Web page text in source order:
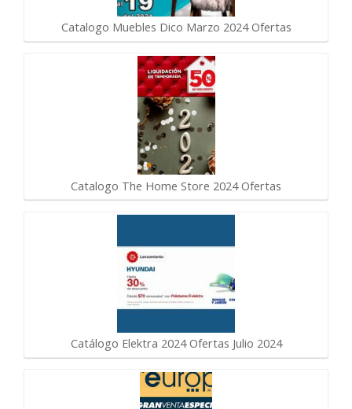
Catalogo Muebles Dico Marzo 2024 Ofertas
Catalogo The Home Store 2024 Ofertas
Catálogo Elektra 2024 Ofertas Julio 2024